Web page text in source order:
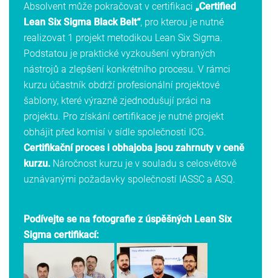
Absolvent může pokračovat v certifikaci „Certified
Lean Six Sigma Black Belt“, pro kterou je nutné
realizovat 1 projekt metodikou Lean Six Sigma.
Podstatou je praktické vyzkoušení vybraných
nástrojů a zlepšení konkrétního procesu. V rámci
kurzu účastník obdrží profesionální projektové
šablony, které výrazně zjednodušují práci na
projektu. Pro získání certifikace je nutné projekt
obhájit před komisí v sídle společnosti ICG.
Certifikační proces i obhajoba jsou zahrnuty v ceně
kurzu. Náročnost kurzu je v souladu s celosvětově
uznávanými požadavky společností IASSC a ASQ.
Podívejte se na fotografie z úspěšných Lean Six
Sigma certifikací: